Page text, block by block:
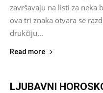
završavaju na listi za neka
ova tri znaka otvara se
drukčiju...
Read more
LJUBAVNI